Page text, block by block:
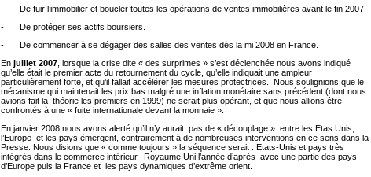
-
De fuir l’immobilier et boucler toutes les opérations de ventes immobilières avant le fin 2007
-
De protéger ses actifs boursiers.
-
De commencer à se dégager des salles des ventes dès la mi 2008 en France.
En juillet 2007 , lorsque la crise dite « des surprimes » s’est déclenchée nous avons indiqué
qu’elle était le premier acte du retournement du cycle, qu’elle indiquait une ampleur
particulièrement forte, et qu’il fallait accélérer les mesures protectrices.
Nous soulignions que le
mécanisme qui maintenait les prix bas malgré une inflation monétaire sans précédent (dont nous
avions fait la théorie les premiers en 1999) ne serait plus opérant, et que nous allions être
confrontés à une « fuite internationale devant la monnaie ».
En janvier 2008 nous avons alerté qu’il n’y aurait pas de « découplage » entre les Etas Unis,
l’Europe et les pays émergent, contrairement à de nombreuses interventions en ce sens dans la
Presse. Nous disions que « comme toujours » la séquence serait : Etats-Unis et pays très
intégrés dans le commerce intérieur,
Royaume Uni l’année d’après avec une partie des pays
d’Europe puis la France et les pays dynamiques d’extrême orient.